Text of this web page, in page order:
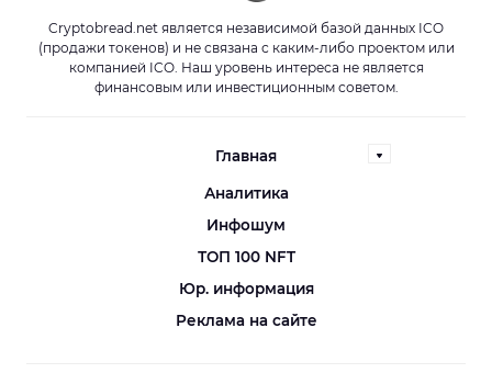
Cryptobread.net является независимой базой данных ICO
(продажи токенов) и не связана с каким-либо проектом или
компанией ICO. Наш уровень интереса не является
финансовым или инвестиционным советом.
Главная
Аналитика
Инфошум
ТОП 100 NFT
Юр. информация
Реклама на сайте